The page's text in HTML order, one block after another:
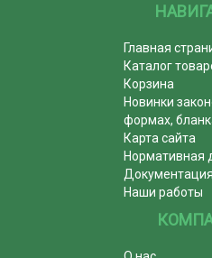
Главная
Каталог
Корзина
Новинки
формах,
Карта сайта
Нормативная
Наши работы